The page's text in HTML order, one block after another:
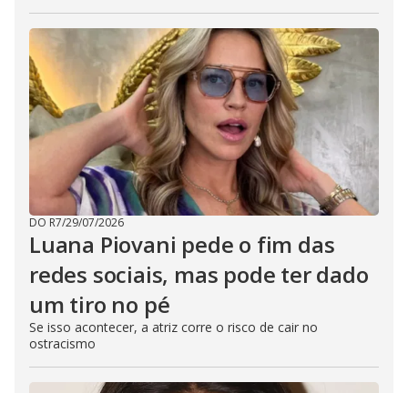
DO R7/29/07/2026
Luana Piovani pede o fim das
redes sociais, mas pode ter dado
um tiro no pé
Se isso acontecer, a atriz corre o risco de cair no
ostracismo